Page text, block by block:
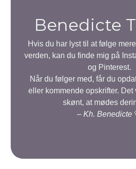
Benedicte
Hvis du har lyst til at følge
verden, kan du finde mig på
og Pinterest.
Når du følger med, får du
eller kommende opskrifter.
skønt, at mødes
– Kh. Benedicte